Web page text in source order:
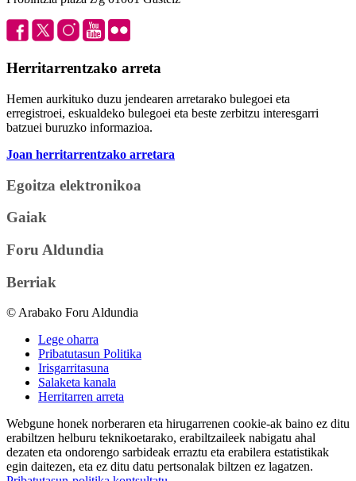
Herritarrentzako arreta
Hemen aurkituko duzu jendearen arretarako bulegoei eta
erregistroei, eskualdeko bulegoei eta beste zerbitzu interesgarri
batzuei buruzko informazioa.
Joan herritarrentzako arretara
Egoitza elektronikoa
Gaiak
Foru Aldundia
Berriak
© Arabako Foru Aldundia
Lege oharra
Pribatutasun Politika
Irisgarritasuna
Salaketa kanala
Herritarren arreta
Webgune honek norberaren eta hirugarrenen cookie-ak baino ez ditu
erabiltzen helburu teknikoetarako, erabiltzaileek nabigatu ahal
dezaten eta ondorengo sarbideak erraztu eta erabilera estatistikak
egin daitezen, eta ez ditu datu pertsonalak biltzen ez lagatzen.